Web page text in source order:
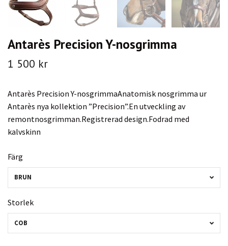
Antarès Precision Y-nosgrimma
1 500 kr
Antarès Precision Y-nosgrimmaAnatomisk nosgrimma ur
Antarès nya kollektion ”Precision”.En utveckling av
remontnosgrimman.Registrerad design.Fodrad med
kalvskinn
Färg
BRUN
Storlek
COB